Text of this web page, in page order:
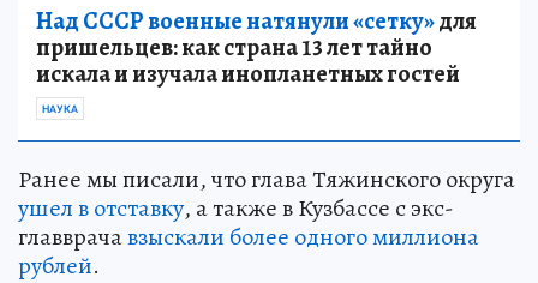
Над СССР военные натянули «сетку»для
пришельцев: как страна 13 лет тайно
искала и изучала инопланетных гостей
НАУКА
Ранее мы писали, что глава Тяжинского округа
ушел в отставку, а также в Кузбассе с экс-
главврачавзыскали более одного миллиона
рублей.